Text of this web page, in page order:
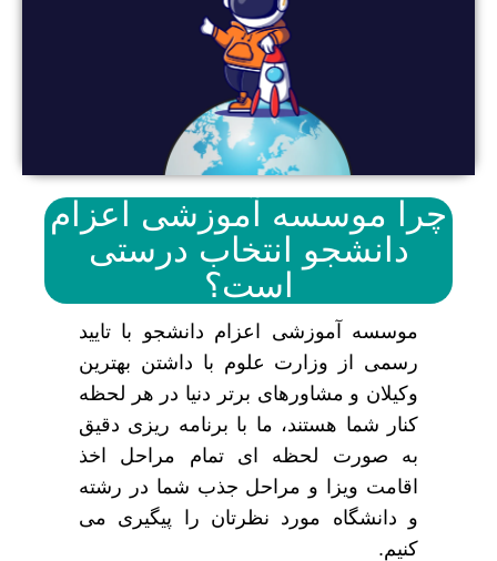
چرا موسسه آموزشی اعزام
دانشجو انتخاب درستی
است؟
موسسه آموزشی اعزام دانشجو با تایید
رسمی از وزارت علوم با داشتن بهترین
وکیلان و مشاورهای برتر دنیا در هر لحظه
کنار شما هستند، ما با برنامه ریزی دقیق
به صورت لحظه ای تمام مراحل اخذ
اقامت ویزا و مراحل جذب شما در رشته
و دانشگاه مورد نظرتان را پیگیری می
کنیم.